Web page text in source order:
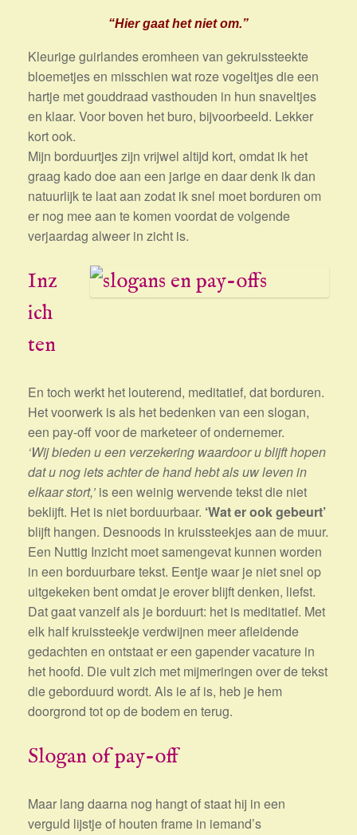
“Hier gaat het niet om.”
Kleurige guirlandes eromheen van gekruissteekte
bloemetjes en misschien wat roze vogeltjes die een
hartje met gouddraad vasthouden in hun snaveltjes
en klaar. Voor boven het buro, bijvoorbeeld. Lekker
kort ook.
Mijn borduurtjes zijn vrijwel altijd kort, omdat ik het
graag kado doe aan een jarige en daar denk ik dan
natuurlijk te laat aan zodat ik snel moet borduren om
er nog mee aan te komen voordat de volgende
verjaardag alweer in zicht is.
Inz
ich
ten
En toch werkt het louterend, meditatief, dat borduren.
Het voorwerk is als het bedenken van een slogan,
een pay-off voor de marketeer of ondernemer.
‘Wij bieden u een verzekering waardoor u blijft hopen
dat u nog iets achter de hand hebt als uw leven in
elkaar stort,’ is een weinig wervende tekst die niet
beklijft. Het is niet borduurbaar. ‘Wat er ook gebeurt’
blijft hangen. Desnoods in kruissteekjes aan de muur.
Een Nuttig Inzicht moet samengevat kunnen worden
in een borduurbare tekst. Eentje waar je niet snel op
uitgekeken bent omdat je erover blijft denken, liefst.
Dat gaat vanzelf als je borduurt: het is meditatief. Met
elk half kruissteekje verdwijnen meer afleidende
gedachten en ontstaat er een gapender vacature in
het hoofd. Die vult zich met mijmeringen over de tekst
die geborduurd wordt. Als ie af is, heb je hem
doorgrond tot op de bodem en terug.
Slogan of pay-off
Maar lang daarna nog hangt of staat hij in een
verguld lijstje of houten frame in iemand’s